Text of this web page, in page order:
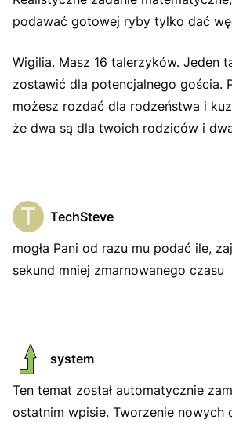
podawać gotowej ryby tylko dać
Wigilia. Masz 16 talerzyków. Jeden
zostawić dla potencjalnego gościa.
możesz rozdać dla rodzeństwa i
że dwa są dla twoich rodziców i
TechSteve
mogła Pani od razu mu podać ile,
sekund mniej zmarnowanego czasu
system
Ten temat został automatycznie
ostatnim wpisie. Tworzenie nowych